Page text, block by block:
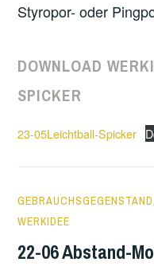
Styropor- oder
DOWNLOAD
SPICKER
23-05Leichtball-Spicker
10
JUNE
2022
GEBRAUCHSGEGENSTAND
WERKIDEE
22-06 Abstand-